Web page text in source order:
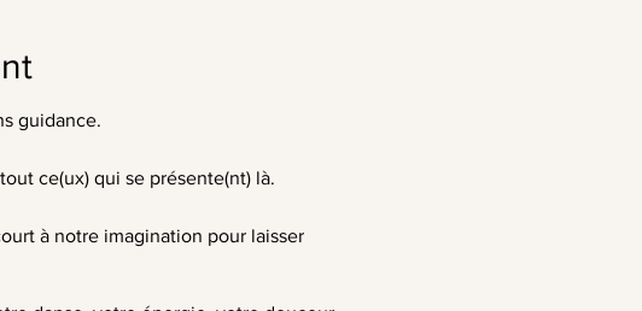
guidance.
ce(ux) qui se présente(nt) là.
à notre imagination pour laisser